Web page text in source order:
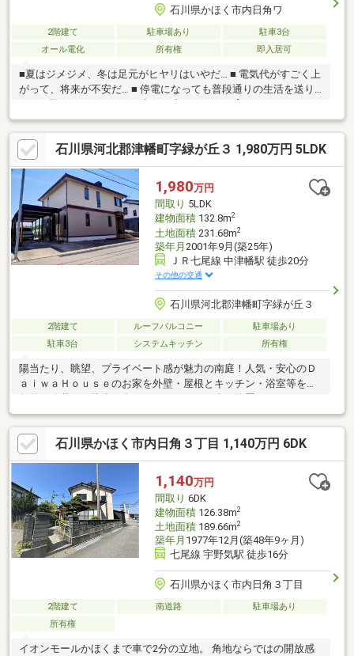
石川県かほく市内日角ワ
2階建て 駐車場あり
駐車3台
オール電化
所有権 即入居可
■夏はジメジメ、冬は足元がヒヤリはいやだ… ■ 電気代がすごく上
がって、将来が不安だ… ■ 停電になっても普段通りの生活を送り
つでも当てはまる方にこそ、おすすめしたい仕様となっておりま
す ☆エアコン1台で家中快適 家のどこにいても温度差のない
心地よさ ☆太陽光発電システム（8.3kW）＋AIクラウドHEMS
光熱費は限りなく0円に近づく暮らし ☆蓄電池（POWER DEPO
H）蓄熱容量12.8kWh 大容量蓄電池で突然の停電にも対応 ☆
気圧調整式第一種全熱交換気システム 玄関に入った瞬間に感じ
る空気のすがすがしさ
石川県河北郡津幡町字緑が丘３ 1,980万円 5LDK
1,980万円
間取り 5LDK
建物面積132.8m2
土地面積231.68m2
築年月 2001年9月(築25年)
ＪＲ七尾線 中津幡駅 徒歩20分
その他の交通
石川県河北郡津幡町字緑が丘３
2階建て ルーフバルコニー
駐車場あり
駐車3台
システムキッチン 所有権
陽当たり、眺望、プライベート感が魅力の南庭！人気・安心のＤ
ａｉｗａＨｏｕｓｅのお家を外壁・屋根とキッチン・浴室等を数
台、カーテン付の担当者いち押しのお家です！！○直近のリフォ
ーム箇所○２０１９年 １月 ＬＤＫクロス張替 １２
月 洗面化粧台入替工事２０２０年１０月 キッチン/浴室工事
（約２０９万）２０２１年 ５月 外壁/屋根/防蟻工事（約３４
４万） ○ＡＱサポート証書○構造・防水 ～２０３１年９月２
９日迄防蟻工事保証～２０３１年５月１７日迄○その他見どころ
○・物置、エアコン４台、カーテン付
石川県かほく市内日角３丁目 1,140万円 6DK
1,140万円
間取り 6DK
建物面積126.38m2
土地面積189.66m2
築年月 1977年12月(築48年9ヶ月)
七尾線 宇野気駅 徒歩16分
石川県かほく市内日角３丁目
2階建て 南道路
駐車場あり
所有権
イオンモールかほくまで車で2分の立地。 角地ならではの開放感